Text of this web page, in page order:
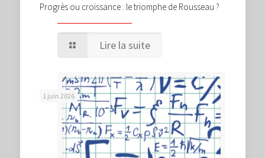
Progrès ou croissance : le triomphe de Rousseau ?
Lire la suite
1 juin 2026